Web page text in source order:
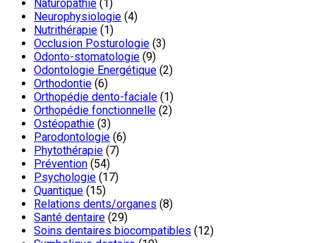
Naturopathie (1)
Neurophysiologie (4)
Nutrithérapie (1)
Occlusion Posturologie (3)
Odonto-stomatologie (9)
Odontologie Energétique (2)
Orthodontie (6)
Orthopédie dento-faciale (1)
Orthopédie fonctionnelle (2)
Ostéopathie (3)
Parodontologie (6)
Phytothérapie (7)
Prévention (54)
Psychologie (17)
Quantique (15)
Relations dents/organes (8)
Santé dentaire (29)
Soins dentaires biocompatibles (12)